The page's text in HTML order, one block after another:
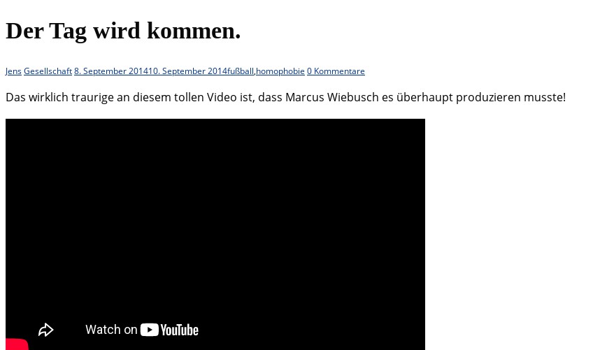
Der Tag wird kommen.
JensGesellschaft8. September 201410. September 2014fußball,homophobie 0 Kommentare
Das wirklich traurige an diesem tollen Video ist, dass Marcus Wiebusch es überhaupt produzieren musste!